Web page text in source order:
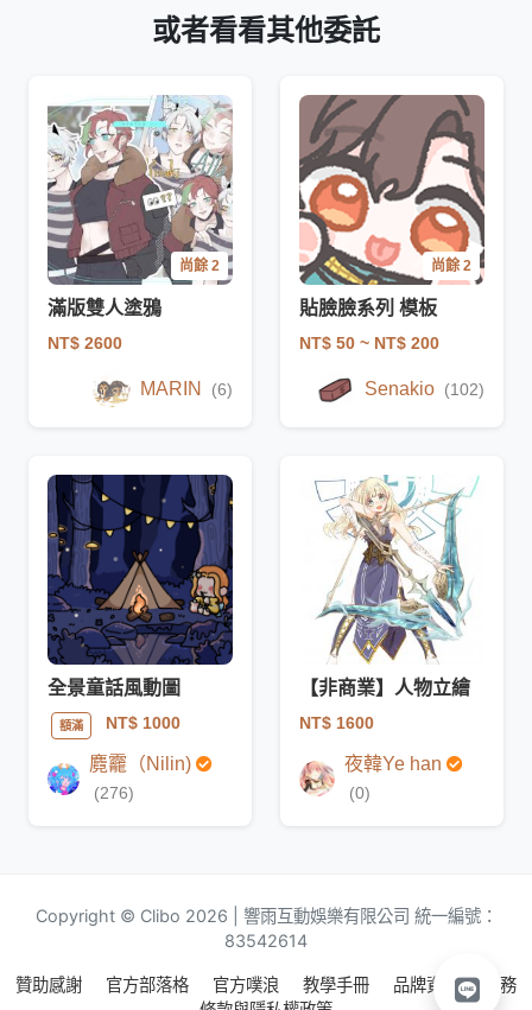
或者看看其他委託
尚餘 2
滿版雙人塗鴉
NT$ 2600
MARIN (6)
尚餘 2
貼臉臉系列 模板
NT$ 50 ~ NT$ 200
Senakio (102)
全景童話風動圖
額滿 NT$ 1000
麑龗（Nilin)
(276)
【非商業】人物立繪
NT$ 1600
夜韓Ye han
(0)
Copyright © Clibo 2026 | 響雨互動娛樂有限公司 統一編號：
83542614
贊助感謝 官方部落格 官方噗浪 教學手冊 品牌資源
服務